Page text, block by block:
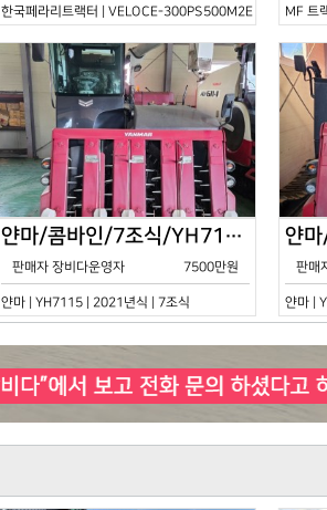
한국페라리트랙터 | VELOCE-300PS500M2E | 2022년식 |
MF 트
얀마/콤바인/7조식/YH7115/2021년식
판매자 장비다운영자 7500만원
얀마 | YH7115 | 2021년식 | 7조식
판매
얀마 |